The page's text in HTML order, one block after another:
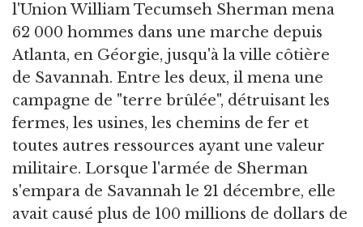
l'Union William Tecumseh Sherman mena
62 000 hommes dans une marche depuis
Atlanta, en Géorgie, jusqu'à la ville côtière
de Savannah. Entre les deux, il mena une
campagne de "terre brûlée", détruisant les
fermes, les usines, les chemins de fer et
toutes autres ressources ayant une valeur
militaire. Lorsque l'armée de Sherman
s'empara de Savannah le 21 décembre, elle
avait causé plus de 100 millions de dollars de